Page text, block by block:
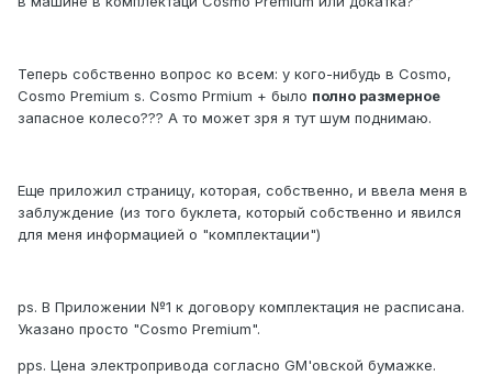
Теперь собственно вопрос ко всем: у кого-нибудь в Cosmo,
Cosmo Premium s. Cosmo Prmium + было полно размерное
запасное колесо??? А то может зря я тут шум поднимаю.
Еще приложил страницу, которая, собственно, и ввела меня в
заблуждение (из того буклета, который собственно и явился
для меня информацией о "комплектации")
ps. В Приложении №1 к договору комплектация не расписана.
Указано просто "Cosmo Premium".
pps. Цена электропривода согласно GM'овской бумажке.